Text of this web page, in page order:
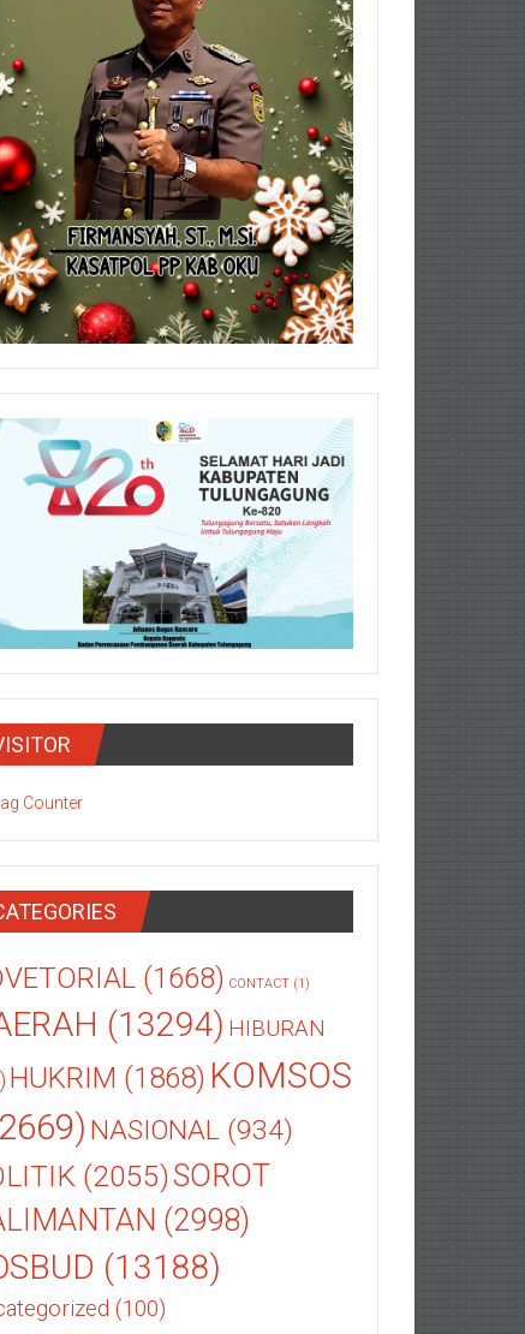
(1668) CONTACT (1)
(13294) HIBURAN
HUKRIM (1868) KOMSOS
NASIONAL (934)
(2055)SOROT
(2998)
(13188)
(100)